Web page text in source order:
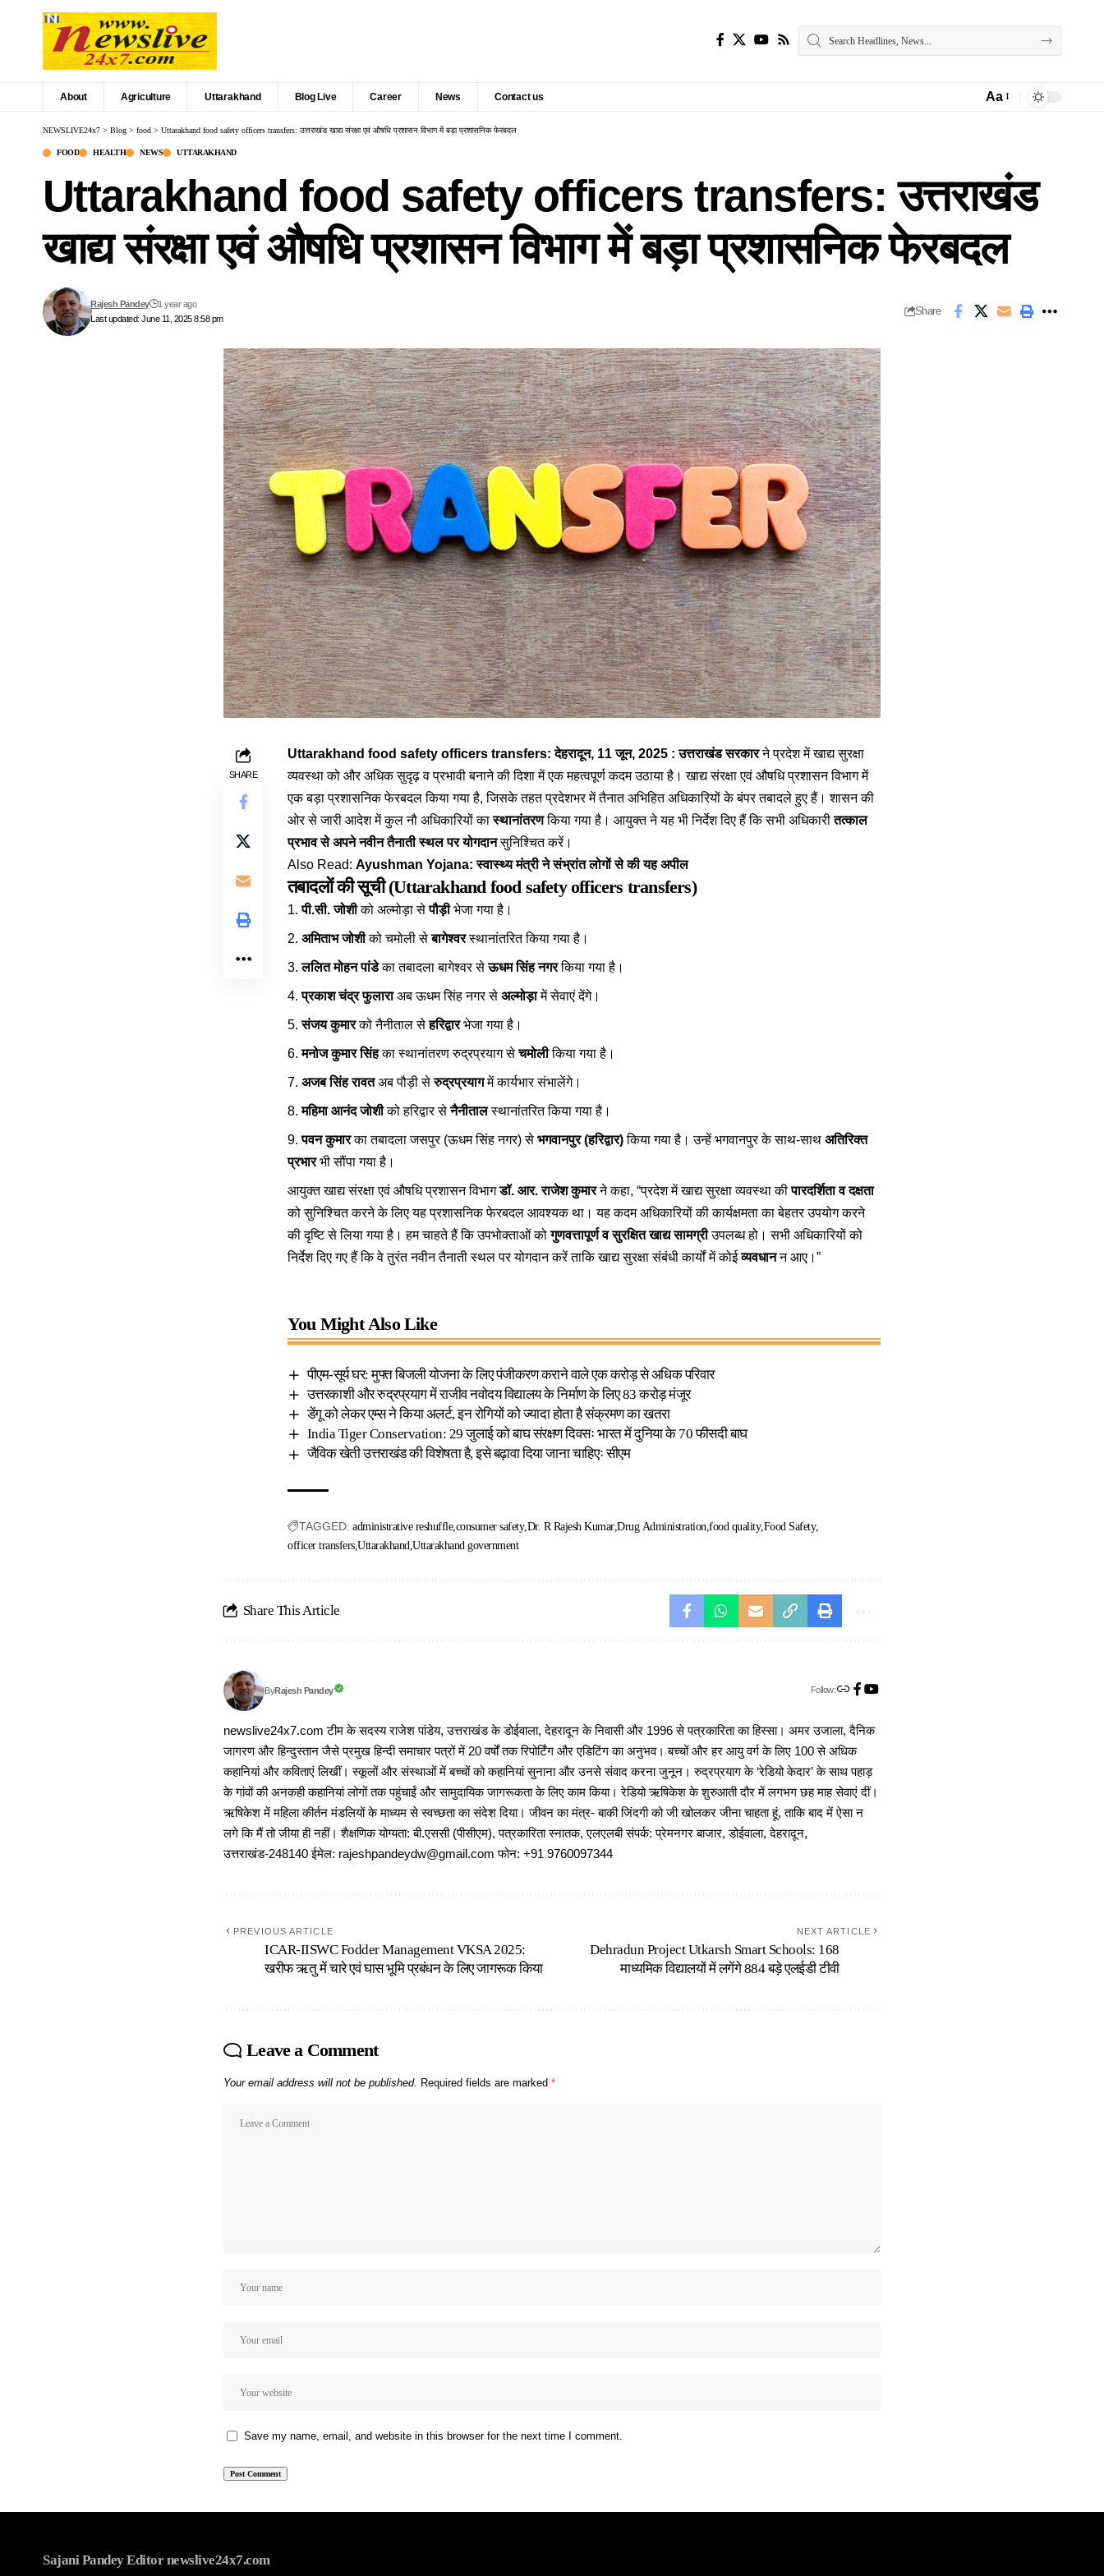
About Agriculture Uttarakhand Blog Live Career News Contact us Aa
NEWSLIVE24x7 > Blog > food > Uttarakhand food safety officers transfers: उत्तराखंड खाद्य संरक्षा एवं औषधि प्रशासन विभाग में बड़ा प्रशासनिक फेरबदल
FOOD HEALTH NEWS UTTARAKHAND
Uttarakhand food safety officers transfers: उत्तराखंड
खाद्य संरक्षा एवं औषधि प्रशासन विभाग में बड़ा प्रशासनिक फेरबदल
Last updated: June 11, 2025 8:58 pm
Rajesh Pandey 1 year ago
Share
SHARE
Uttarakhand food safety officers transfers: देहरादून, 11 जून, 2025 :उत्तराखंड सरकारने प्रदेश में खाद्य सुरक्षा
व्यवस्था को और अधिक सुदृढ़ व प्रभावी बनाने की दिशा में एक महत्वपूर्ण कदम उठाया है। खाद्य संरक्षा एवं औषधि प्रशासन विभाग में
एक बड़ा प्रशासनिक फेरबदल किया गया है, जिसके तहत प्रदेशभर में तैनात अभिहित अधिकारियों के बंपर तबादले हुए हैं। शासन की
ओर से जारी आदेश में कुल नौ अधिकारियों कास्थानांतरणकिया गया है। आयुक्त ने यह भी निर्देश दिए हैं कि सभी अधिकारीतत्काल
प्रभाव से अपने नवीन तैनाती स्थल पर योगदानसुनिश्चित करें।
Also Read: Ayushman Yojana: स्वास्थ्य मंत्री ने संभ्रांत लोगों से की यह अपील
तबादलों की सूची (Uttarakhand food safety officers transfers)
पी.सी. जोशीको अल्मोड़ा सेपौड़ीभेजा गया है।
अमिताभ जोशीको चमोली सेबागेश्वरस्थानांतरित किया गया है।
ललित मोहन पांडेका तबादला बागेश्वर सेऊधम सिंह नगरकिया गया है।
प्रकाश चंद्र फुलाराअब ऊधम सिंह नगर से अल्मोड़ामें सेवाएं देंगे।
संजय कुमारको नैनीताल सेहरिद्वारभेजा गया है।
मनोज कुमार सिंहका स्थानांतरण रुद्रप्रयाग सेचमोलीकिया गया है।
अजब सिंह रावतअब पौड़ी सेरुद्रप्रयागमें कार्यभार संभालेंगे।
महिमा आनंद जोशीको हरिद्वार सेनैनीतालस्थानांतरित किया गया है।
पवन कुमारका तबादला जसपुर (ऊधम सिंह नगर) से भगवानपुर (हरिद्वार)किया गया है। उन्हें भगवानपुर के साथ-साथ अतिरिक्त
प्रभारभी सौंपा गया है।
आयुक्त खाद्य संरक्षा एवं औषधि प्रशासन विभागडॉ. आर. राजेश कुमारने कहा, “प्रदेश में खाद्य सुरक्षा व्यवस्था कीपारदर्शिता व दक्षता
को सुनिश्चित करने के लिए यह प्रशासनिक फेरबदल आवश्यक था। यह कदम अधिकारियों की कार्यक्षमता का बेहतर उपयोग करने
की दृष्टि से लिया गया है। हम चाहते हैं कि उपभोक्ताओं कोगुणवत्तापूर्ण व सुरक्षित खाद्य सामग्रीउपलब्ध हो। सभी अधिकारियों को
निर्देश दिए गए हैं कि वे तुरंत नवीन तैनाती स्थल पर योगदान करें ताकि खाद्य सुरक्षा संबंधी कार्यों में कोईव्यवधानन आए।”
You Might Also Like
पीएम-सूर्य घर: मुफ्त बिजली योजना के लिए पंजीकरण कराने वाले एक करोड़ से अधिक परिवार
उत्तरकाशी और रुद्रप्रयाग में राजीव नवोदय विद्यालय के निर्माण के लिए 83 करोड़ मंजूर
डेंगू को लेकर एम्स ने किया अलर्ट, इन रोगियों को ज्यादा होता है संक्रमण का खतरा
India Tiger Conservation: 29 जुलाई को बाघ संरक्षण दिवसः भारत में दुनिया के 70 फीसदी बाघ
जैविक खेती उत्तराखंड की विशेषता है, इसे बढ़ावा दिया जाना चाहिएः सीएम
TAGGED: administrative reshuffle consumer safety Dr. R Rajesh Kumar Drug Administration food quality Food Safety
officer transfers Uttarakhand Uttarakhand government
Share This Article
ByRajesh Pandey Follow:
newslive24x7.com टीम के सदस्य राजेश पांडेय, उत्तराखंड के डोईवाला, देहरादून के निवासी और 1996 से पत्रकारिता का हिस्सा। अमर उजाला, दैनिक
जागरण और हिन्दुस्तान जैसे प्रमुख हिन्दी समाचार पत्रों में 20 वर्षों तक रिपोर्टिंग और एडिटिंग का अनुभव। बच्चों और हर आयु वर्ग के लिए 100 से अधिक
कहानियां और कविताएं लिखीं। स्कूलों और संस्थाओं में बच्चों को कहानियां सुनाना और उनसे संवाद करना जुनून। रुद्रप्रयाग के ‘रेडियो केदार’ के साथ पहाड़
के गांवों की अनकही कहानियां लोगों तक पहुंचाईं और सामुदायिक जागरूकता के लिए काम किया। रेडियो ऋषिकेश के शुरुआती दौर में लगभग छह माह सेवाएं दीं।
ऋषिकेश में महिला कीर्तन मंडलियों के माध्यम से स्वच्छता का संदेश दिया। जीवन का मंत्र- बाकी जिंदगी को जी खोलकर जीना चाहता हूं, ताकि बाद में ऐसा न
लगे कि मैं तो जीया ही नहीं। शैक्षणिक योग्यता: बी.एससी (पीसीएम), पत्रकारिता स्नातक, एलएलबी संपर्क: प्रेमनगर बाजार, डोईवाला, देहरादून,
उत्तराखंड-248140 ईमेल: rajeshpandeydw@gmail.com फोन: +91 9760097344
PREVIOUS ARTICLE
ICAR-IISWC Fodder Management VKSA 2025:
खरीफ ऋतु में चारे एवं घास भूमि प्रबंधन के लिए जागरूक किया
NEXT ARTICLE
Dehradun Project Utkarsh Smart Schools: 168
माध्यमिक विद्यालयों में लगेंगे 884 बड़े एलईडी टीवी
Leave a Comment
Your email address will not be published. Required fields are marked *
Save my name, email, and website in this browser for the next time I comment.
Sajani Pandey Editor newslive24x7.com